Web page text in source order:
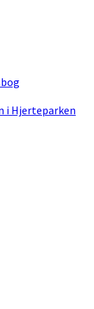
i Hjerteparken